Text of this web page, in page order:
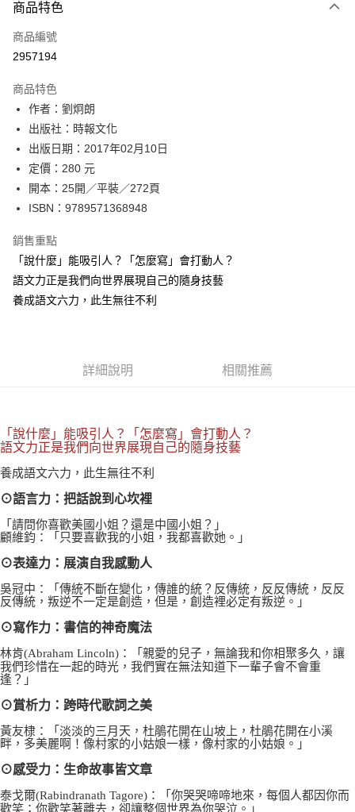
信用卡一次付款
ATM付款
運送方式
付款後全家取貨
每筆NT$60，滿NT$499(含以上)免運費
付款後7-11取貨
每筆NT$60，滿NT$499(含以上)免運費
宅配
每筆NT$100，滿NT$499(含以上)免運費
商品特色
商品編號
2957194
商品特色
作者：劉炯朗
出版社：時報文化
出版日期：2017年02月10日
定價：280 元
開本：25開／平裝／272頁
ISBN：9789571368948
銷售重點
「說什麼」能吸引人？「怎麼寫」會打動人？
語文力正是我們向世界展現自己的隨身技藝
養成語文六力，此生無往不利
詳細說明 相關推薦
「說什麼」能吸引人？「怎麼寫」會打動人？
語文力正是我們向世界展現自己的隨身技藝
養成語文六力，此生無往不利
⊙語言力：把話說到心坎裡
「請問你喜歡美國小姐？還是中國小姐？」
顧維鈞：「只要喜歡我的小姐，我都喜歡她。」
⊙表達力：展演自我感動人
吳冠中：「傳統不斷在變化，傳誰的統？反傳統，反反傳統，反反
反傳統，叛逆不一定是創造，但是，創造裡必定有叛逆。」
⊙寫作力：書信的神奇魔法
林肯(Abraham Lincoln)：「親愛的兒子，無論我和你相聚多久，讓
我們珍惜在一起的時光，我們實在無法知道下一輩子會不會重
逢？」
⊙賞析力：跨時代歌詞之美
黃友棣：「淡淡的三月天，杜鵑花開在山坡上，杜鵑花開在小溪
畔，多美麗啊！像村家的小姑娘一樣，像村家的小姑娘。」
⊙感受力：生命故事皆文章
泰戈爾(Rabindranath Tagore)：「你哭哭啼啼地來，每個人都因你而
歡笑；你歡笑著離去，卻讓整個世界為你哭泣。」